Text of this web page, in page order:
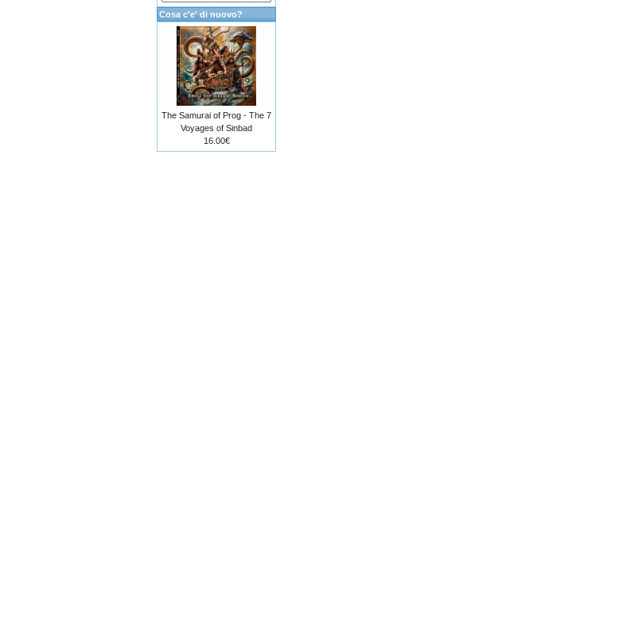
Cosa c'e' di nuovo?
The Samurai of Prog - The 7
Voyages of Sinbad
16.00€